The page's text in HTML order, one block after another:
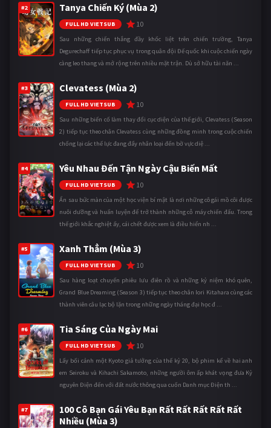
#2 Tanya Chiến Ký (Mùa 2)
FULL HD VIETSUB 10
Sau những chiến thắng đầy khốc liệt trên chiến trường, Tanya
Degurechaff tiếp tục phục vụ trong quân đội Đế quốc khi cuộc chiến ngày
càng leo thang và mở rộng trên nhiều mặt trận. Dù sở hữu tài năn ...
#3 Clevatess (Mùa 2)
FULL HD VIETSUB 10
Sau những biến cố làm thay đổi cục diện của thế giới, Clevatess (Season
2) tiếp tục theo chân Clevatess cùng những đồng minh trong cuộc chiến
chống lại các thế lực đang đẩy nhân loại đến bờ vực diệ ...
#4 Yêu Nhau Đến Tận Ngày Cậu Biến Mất
FULL HD VIETSUB 10
Ẩn sau bức màn của một học viện bí mật là nơi những cô gái mồ côi được
nuôi dưỡng và huấn luyện để trở thành những cỗ máy chiến đấu. Trong
thế giới khắc nghiệt ấy, cái chết được xem là điều hiển nh ...
#5 Xanh Thẳm (Mùa 3)
FULL HD VIETSUB 10
Sau hàng loạt chuyến phiêu lưu điên rồ và những kỷ niệm khó quên,
Grand Blue Dreaming (Season 3) tiếp tục theo chân Iori Kitahara cùng các
thành viên câu lạc bộ lặn trong những ngày tháng đại học đ ...
#6 Tia Sáng Của Ngày Mai
FULL HD VIETSUB 10
Lấy bối cảnh một Kyoto giả tưởng của thế kỷ 20, bộ phim kể về hai anh
em Seiroku và Kihachi Sakamoto, những người ôm ấp khát vọng đưa Kỷ
nguyên Điện đến với đất nước thông qua cuốn Danh mục Điện th ...
#7
100 Cô Bạn Gái Yêu Bạn Rất Rất Rất Rất Rất
Nhiều (Mùa 3)